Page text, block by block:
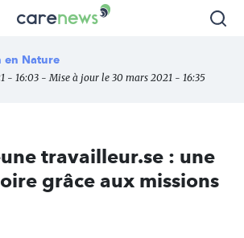
Carenews,
média
des
en Nature
- 16:03 - Mise à jour le 30 mars 2021 - 16:35
travailleur.se : une
grâce aux missions